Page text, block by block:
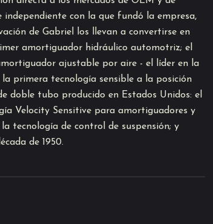
con la que fundó la empresa,
de Gabriel los llevan a convertirse en
amortiguador hidráulico automotriz; el
ajustable por aire - el líder en la
primera tecnología sensible a la posición
doble tubo producido en Estados Unidos: el
Velocity Sensitive para amortiguadores y
tecnología de control de suspensión; y
de 1950.